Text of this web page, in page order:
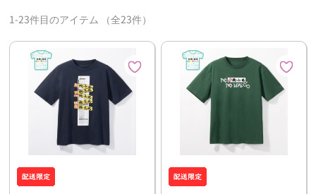
1-23件目のアイテム （全23件）